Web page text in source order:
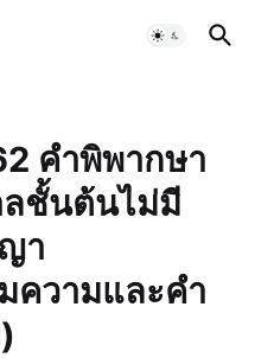
คำพิพากษา
ชั้นต้นไม่มี
า
ความและคำ